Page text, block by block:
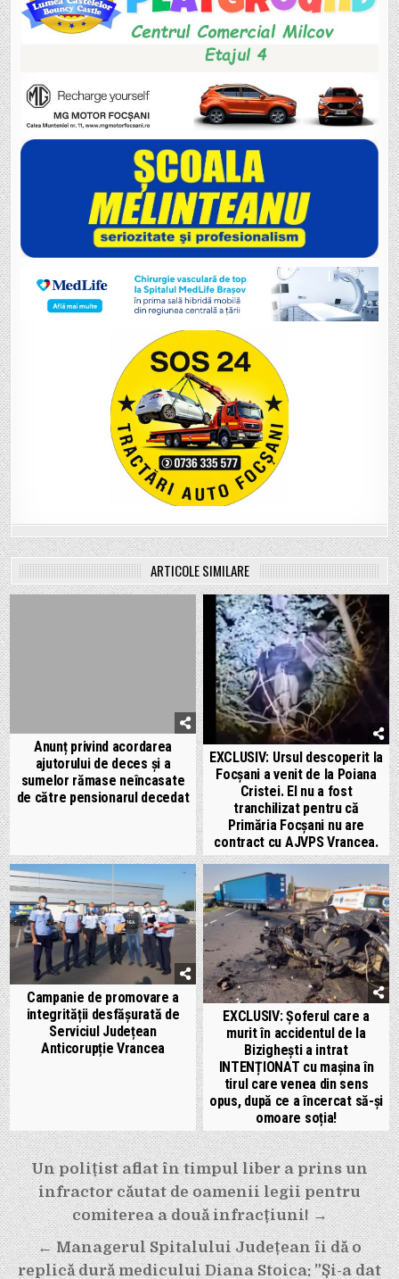
ARTICOLE SIMILARE
Anunț privind acordarea
ajutorului de deces și a
sumelor rămase neîncasate
de către pensionarul decedat
EXCLUSIV: Ursul descoperit la
Focșani a venit de la Poiana
Cristei. El nu a fost
tranchilizat pentru că
Primăria Focșani nu are
contract cu AJVPS Vrancea.
Campanie de promovare a
integrității desfășurată de
Serviciul Județean
Anticorupție Vrancea
EXCLUSIV: Șoferul care a
murit în accidentul de la
Bizighești a intrat
INTENȚIONAT cu mașina în
tirul care venea din sens
opus, după ce a încercat să-și
omoare soția!
Navigare
în
articole
Un polițist aflat în timpul liber a prins un
infractor căutat de oamenii legii pentru
comiterea a două infracțiuni! →
← Managerul Spitalului Județean îi dă o
replică dură medicului Diana Stoica: ”Și-a dat